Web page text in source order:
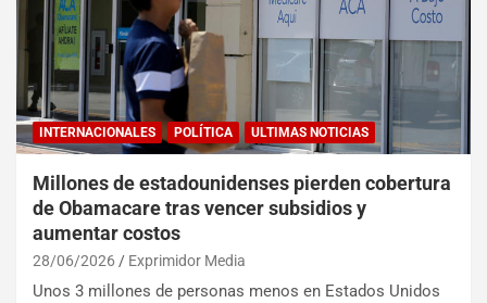
INTERNACIONALES POLÍTICA ULTIMAS NOTICIAS
Millones de estadounidenses pierden cobertura
de Obamacare tras vencer subsidios y
aumentar costos
28/06/2026 Exprimidor Media
Unos 3 millones de personas menos en Estados Unidos